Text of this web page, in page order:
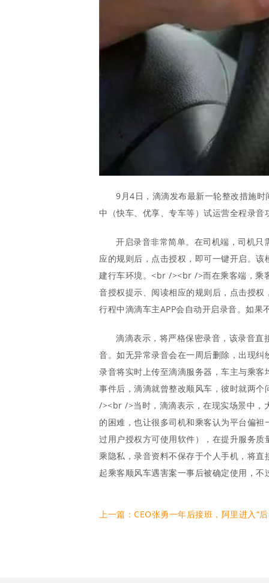
9月4日，滴滴发布最新一轮整改措施
中（快车、优享、专车等）试运营全程录
开启录音非常简单。在司机端，司机只
应的规则后，点击授权，即可一键开启。
建行车环境。<br /><br />而在乘客端，乘
音授权提示、阅读相应的规则后，点击授
行程中滴滴车主APP会自动开启录音。如果
滴滴表示，将严格保密录音，该录音
音。如无异常录音会在一周后删除，出现
录音将实时上传至滴滴服务器，车主与乘
事件后，滴滴就曾整改顺风车，彼时就两
/><br />当时，滴滴表示，在现实场景中，
的困难，也让很多司机和乘客认为平台偏
过用户授权方可使用软件），在提升服务
乘隐私，录音资料不保存于个人手机，将
起乘客顺风车遇害案一事后被确定使用，